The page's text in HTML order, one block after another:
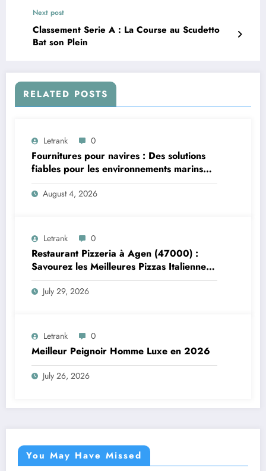
Next post
Classement Serie A : La Course au Scudetto
Bat son Plein
RELATED POSTS
Letrank 0
Fournitures pour navires : Des solutions
fiables pour les environnements marins
exigeants
August 4, 2026
Letrank 0
Restaurant Pizzeria à Agen (47000) :
Savourez les Meilleures Pizzas Italiennes
chez Trattoria Pasta Pizza Brax
July 29, 2026
Letrank 0
Meilleur Peignoir Homme Luxe en 2026
July 26, 2026
You May Have Missed